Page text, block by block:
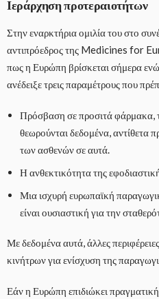
Ιεράρχηση προτεραιοτήτων
Στην εναρκτήρια ομιλία του στο
αντιπρόεδρος της Medicines for
πως η Ευρώπη βρίσκεται σήμερα
ανέδειξε τρεις παραμέτρους που
Πρόσβαση σε προσιτά φάρμακα,
θεωρούνται δεδομένα, αντίθετα
των ασθενών σε αυτά.
Η ανθεκτικότητα της
Μια ισχυρή ευρωπαϊκή
είναι ουσιαστική για την
Με δεδομένα αυτά, άλλες
κινήτρων για ενίσχυση της
Εάν η Ευρώπη επιδιώκει